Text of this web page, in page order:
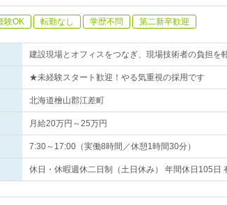
験OK 転勤なし 学歴不問 第二新卒歓迎
建設現場とオフィスをつなぎ、現場技術者の負担を
★未経験スタート歓迎！やる気重視の採用です
北海道檜山郡江差町
月給20万円～25万円
7:30～17:00（実働8時間／休憩1時間30分）
休日・休暇週休二日制（土日休み） 年間休日105